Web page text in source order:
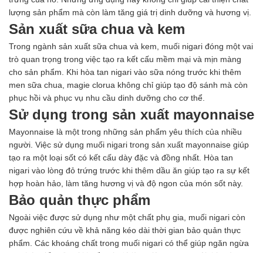
lượng sản phẩm mà còn làm tăng giá trị dinh dưỡng và hương vị.
Sản xuất sữa chua và kem
Trong ngành sản xuất sữa chua và kem, muối nigari đóng một vai
trò quan trọng trong việc tạo ra kết cấu mềm mại và mịn màng
cho sản phẩm. Khi hòa tan nigari vào sữa nóng trước khi thêm
men sữa chua, magie clorua không chỉ giúp tạo độ sánh mà còn
phục hồi và phục vụ nhu cầu dinh dưỡng cho cơ thể.
Sử dụng trong sản xuất mayonnaise
Mayonnaise là một trong những sản phẩm yêu thích của nhiều
người. Việc sử dụng muối nigari trong sản xuất mayonnaise giúp
tạo ra một loại sốt có kết cấu dày đặc và đồng nhất. Hòa tan
nigari vào lòng đỏ trứng trước khi thêm dầu ăn giúp tạo ra sự kết
hợp hoàn hảo, làm tăng hương vị và độ ngon của món sốt này.
Bảo quản thực phẩm
Ngoài việc được sử dụng như một chất phụ gia, muối nigari còn
được nghiên cứu về khả năng kéo dài thời gian bảo quản thực
phẩm. Các khoáng chất trong muối nigari có thể giúp ngăn ngừa